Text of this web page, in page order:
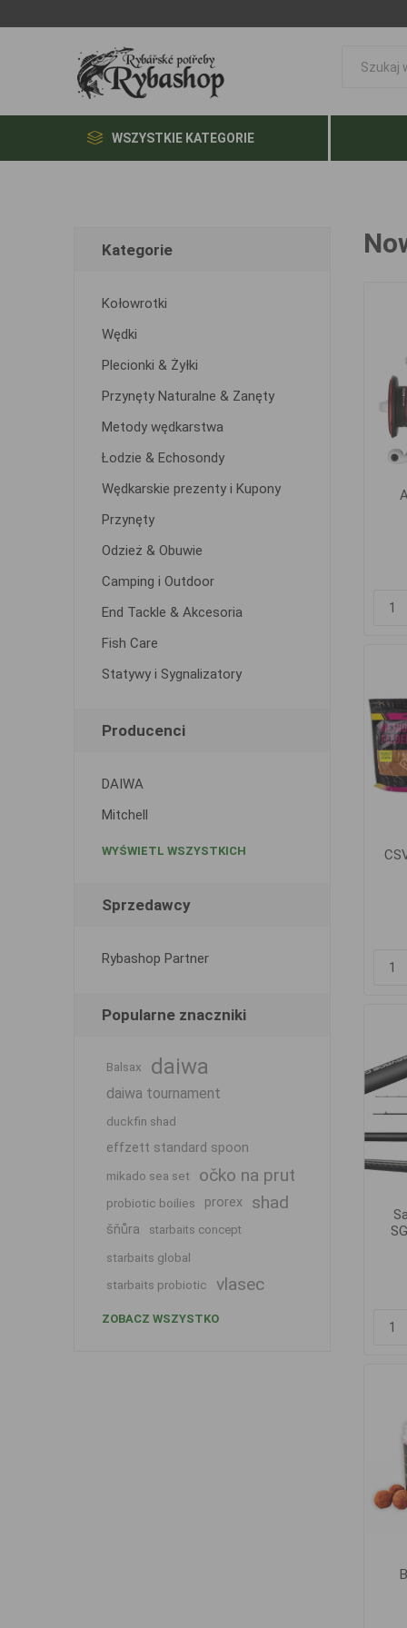
WSZYSTKIE KATEGORIE
Kategorie
Kołowrotki
Wędki
Plecionki & Żyłki
Przynęty Naturalne & Zanęty
Metody wędkarstwa
Łodzie & Echosondy
Wędkarskie prezenty i Kupony
Przynęty
Odzież & Obuwie
Camping i Outdoor
End Tackle & Akcesoria
Fish Care
Statywy i Sygnalizatory
Producenci
DAIWA
Mitchell
WYŚWIETL WSZYSTKICH
Sprzedawcy
Rybashop Partner
Popularne znaczniki
Balsax daiwa
daiwa tournament
duckfin shad
effzett standard spoon
mikado sea set očko na prut
probiotic boilies prorex shad
šňůra starbaits concept
starbaits global
starbaits probiotic
vlasec
ZOBACZ WSZYSTKO